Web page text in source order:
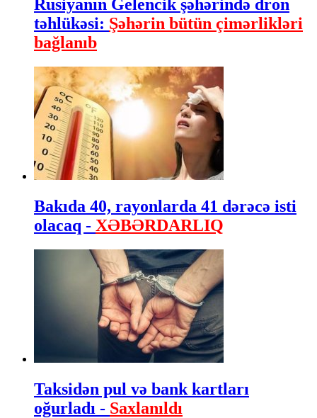
Rusiyanın Gelencik şəhərində dron
təhlükəsi: Şəhərin bütün çimərlikləri
bağlanıb
Bakıda 40, rayonlarda 41 dərəcə isti
olacaq - XƏBƏRDARLIQ
Taksidən pul və bank kartları
oğurladı - Saxlanıldı